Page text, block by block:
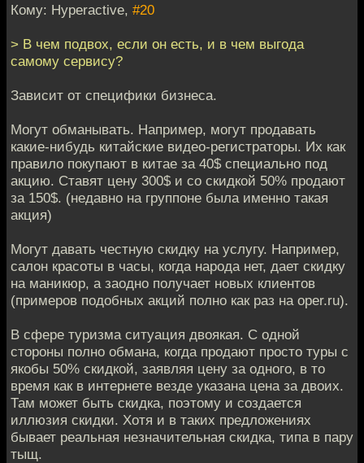
Кому: Hyperactive, #20
> В чем подвох, если он есть, и в чем выгода
самому сервису?
Зависит от специфики бизнеса.
Могут обманывать. Например, могут продавать
какие-нибудь китайские видео-регистраторы. Их как
правило покупают в китае за 40$ специально под
акцию. Ставят цену 300$ и со скидкой 50% продают
за 150$. (недавно на группоне была именно такая
акция)
Могут давать честную скидку на услугу. Например,
салон красоты в часы, когда народа нет, дает скидку
на маникюр, а заодно получает новых клиентов
(примеров подобных акций полно как раз на oper.ru).
В сфере туризма ситуация двоякая. С одной
стороны полно обмана, когда продают просто туры с
якобы 50% скидкой, заявляя цену за одного, в то
время как в интернете везде указана цена за двоих.
Там может быть скидка, поэтому и создается
иллюзия скидки. Хотя и в таких предложениях
бывает реальная незначительная скидка, типа в пару
тыщ.